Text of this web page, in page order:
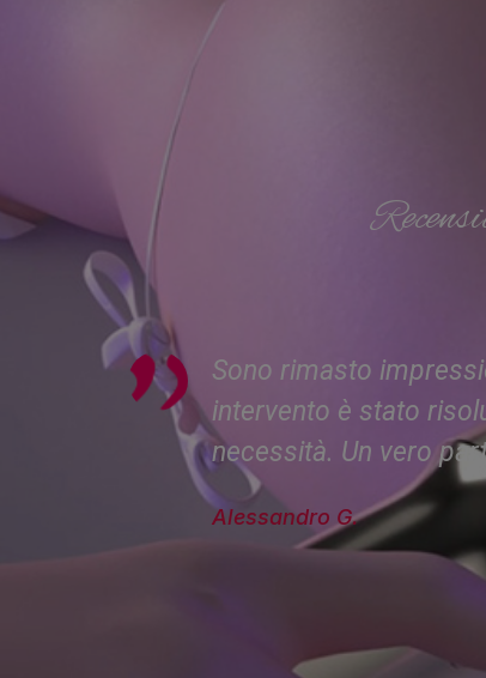
Sono rimasto
intervento è stato
necessità. Un vero
Alessandro G.